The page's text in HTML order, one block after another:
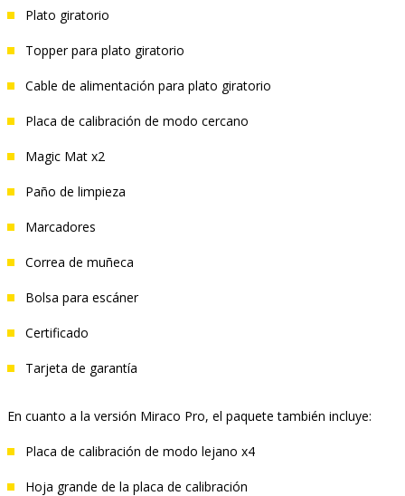
Plato giratorio
Topper para plato giratorio
Cable de alimentación para plato giratorio
Placa de calibración de modo cercano
Magic Mat x2
Paño de limpieza
Marcadores
Correa de muñeca
Bolsa para escáner
Certificado
Tarjeta de garantía
En cuanto a la versión Miraco Pro, el paquete también incluye:
Placa de calibración de modo lejano x4
Hoja grande de la placa de calibración